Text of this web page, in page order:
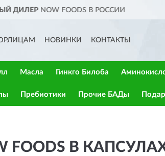
НОВИНКИ КОНТАКТЫ
Масла Гинкго Билоба
Пребиотики Прочие БАДы
В